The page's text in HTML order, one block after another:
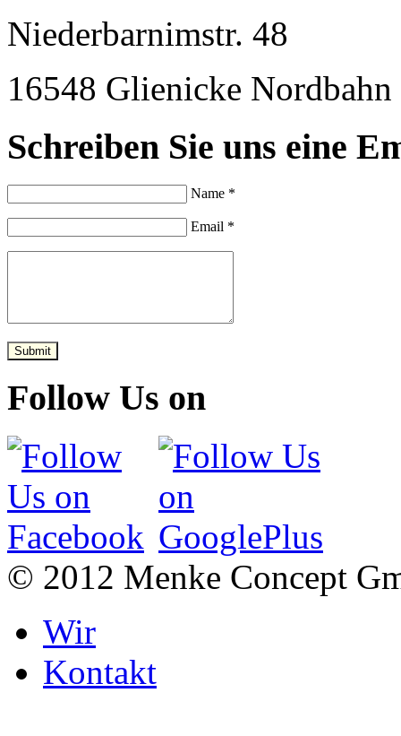
Niederbarnimstr. 48
16548 Glienicke Nordbahn
Schreiben Sie uns eine
Name *
Email *
Submit
Follow Us on
© 2012 Menke Concept
Wir
Kontakt